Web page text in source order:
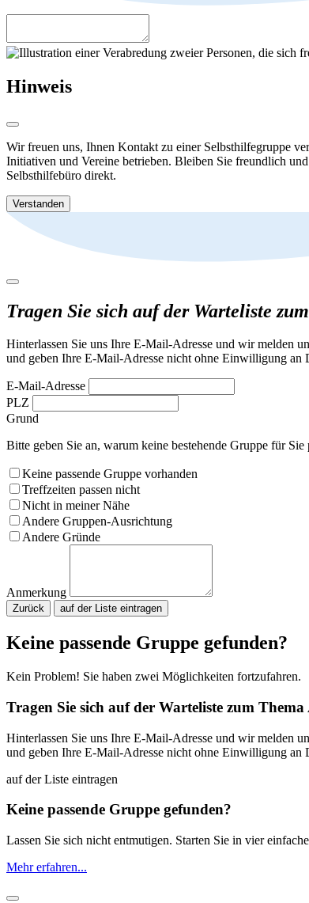
Hinweis
Wir freuen uns, Ihnen Kontakt zu einer Selbsthilfegruppe
Initiativen und Vereine betrieben. Bleiben Sie freundlich
Selbsthilfebüro direkt.
Verstanden
Tragen Sie sich auf der Warteliste
Hinterlassen Sie uns Ihre E-Mail-Adresse und wir melden
und geben Ihre E-Mail-Adresse nicht ohne Einwilligung an
E-Mail-Adresse
PLZ
Grund
Bitte geben Sie an, warum keine bestehende Gruppe für Sie
Keine passende Gruppe vorhanden
Treffzeiten passen nicht
Nicht in meiner Nähe
Andere Gruppen-Ausrichtung
Andere Gründe
Anmerkung
Zurück
Keine passende Gruppe gefunden?
Kein Problem! Sie haben zwei Möglichkeiten fortzufahren.
Tragen Sie sich auf der Warteliste zum
Hinterlassen Sie uns Ihre E-Mail-Adresse und wir melden
und geben Ihre E-Mail-Adresse nicht ohne Einwilligung an
auf der Liste eintragen
Keine passende Gruppe gefunden?
Lassen Sie sich nicht entmutigen. Starten Sie in vier
Mehr erfahren...